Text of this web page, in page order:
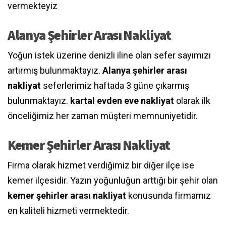
vermekteyiz
Alanya Şehirler Arası Nakliyat
Yoğun istek üzerine denizli iline olan sefer sayımızı
artırmış bulunmaktayız. Alanya şehirler arası
nakliyat seferlerimiz haftada 3 güne çıkarmış
bulunmaktayız. kartal evden eve nakliyat olarak ilk
önceliğimiz her zaman müşteri memnuniyetidir.
Kemer Şehirler Arası Nakliyat
Firma olarak hizmet verdiğimiz bir diğer ilçe ise
kemer ilçesidir. Yazın yoğunluğun arttığı bir şehir olan
kemer şehirler arası nakliyat konusunda firmamız
en kaliteli hizmeti vermektedir.